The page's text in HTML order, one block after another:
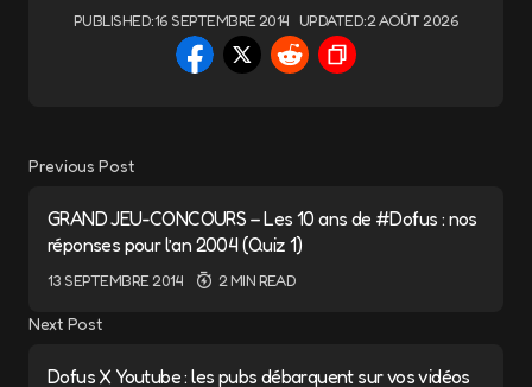
PUBLISHED:16 SEPTEMBRE 2014 UPDATED:2 AOÛT 2026
Previous Post
GRAND JEU-CONCOURS – Les 10 ans de #Dofus : nos
réponses pour l’an 2004 (Quiz 1)
13 SEPTEMBRE 2014 2 MIN READ
Next Post
Dofus X Youtube : les pubs débarquent sur vos vidéos